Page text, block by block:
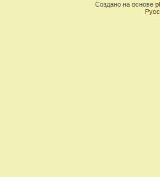
Создано на основе